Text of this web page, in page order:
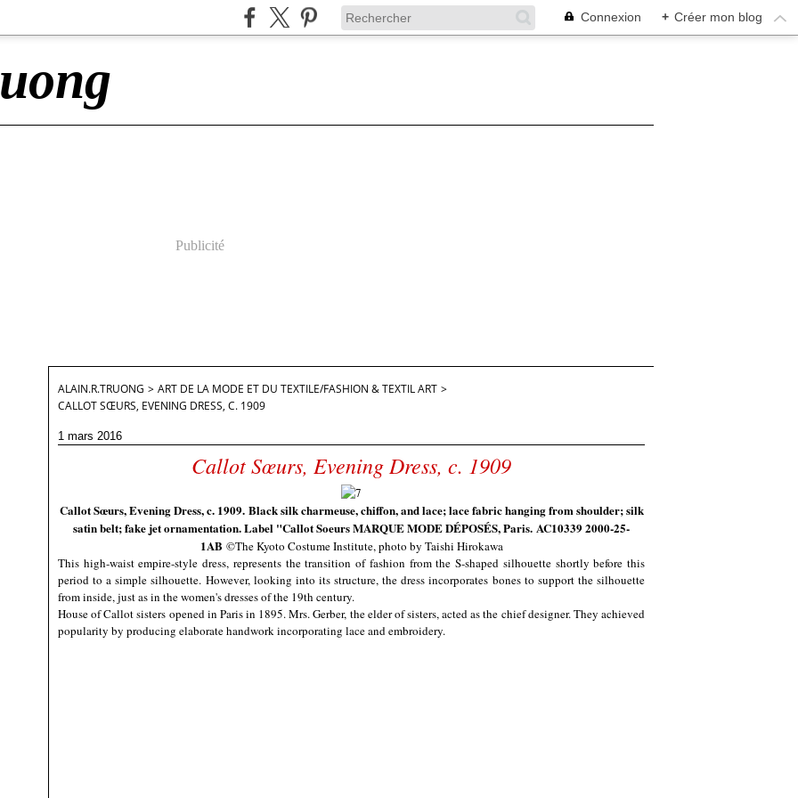
Connexion + Créer mon blog
Publicité
ALAIN.R.TRUONG > ART DE LA MODE ET DU TEXTILE/FASHION & TEXTIL ART >
CALLOT SŒURS, EVENING DRESS, C. 1909
1 mars 2016
Callot Sœurs, Evening Dress, c. 1909
Callot Sœurs, Evening Dress, c. 1909. Black silk charmeuse, chiffon, and lace; lace fabric hanging from shoulder; silk
satin belt; fake jet ornamentation. Label "Callot Soeurs MARQUE MODE DÉPOSÉS, Paris. AC10339 2000-25-
1AB ©The Kyoto Costume Institute, photo by Taishi Hirokawa
This high-waist empire-style dress, represents the transition of fashion from the S-shaped silhouette shortly before this
period to a simple silhouette. However, looking into its structure, the dress incorporates bones to support the silhouette
from inside, just as in the women's dresses of the 19th century.
House of Callot sisters opened in Paris in 1895. Mrs. Gerber, the elder of sisters, acted as the chief designer. They achieved
popularity by producing elaborate handwork incorporating lace and embroidery.